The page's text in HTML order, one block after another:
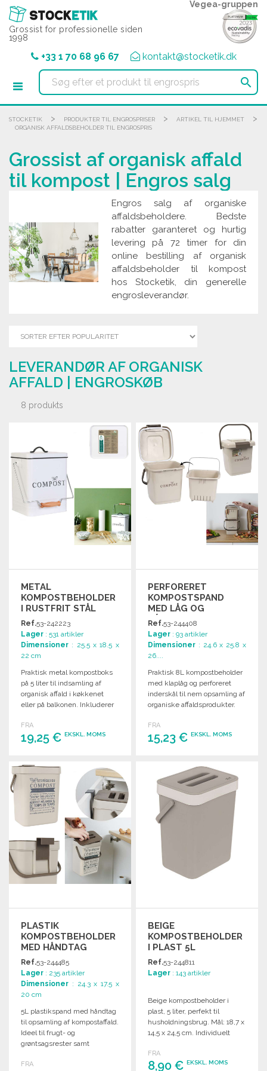
Grossist for professionelle siden
1998
Vegea-gruppen
+33 1 70 68 96 67 kontakt@stocketik.dk

STOCKETIK > PRODUKTER TIL ENGROSPRISER > ARTIKEL TIL HJEMMET >
ORGANISK AFFALDSBEHOLDER TIL ENGROSPRIS
Grossist af organisk affald
til kompost | Engros salg
Engros salg af organiske
affaldsbeholdere. Bedste
rabatter garanteret og hurtig
levering på 72 timer for din
online bestilling af organisk
affaldsbeholder til kompost
hos Stocketik, din generelle
engrosleverandør.
LEVERANDØR AF ORGANISK
AFFALD | ENGROSKØB
8 produkts
METAL
KOMPOSTBEHOLDER
I RUSTFRIT STÅL
Ref.53-242223
Lager : 531 artikler
Dimensioner : 25.5 x 18.5 x
22 cm
Praktisk metal kompostboks
på 5 liter til indsamling af
organisk affald i køkkenet
eller på balkonen. Inkluderer
FRA
19,25 € EKSKL. MOMS
Anmod om et tilbud
PERFORERET
KOMPOSTSPAND
MED LÅG OG
HÅNDTAG
Ref.53-244408
Lager : 93 artikler
Dimensioner : 24.6 x 25.8 x
26....
Praktisk 8L kompostbeholder
med klaplåg og perforeret
inderskål til nem opsamling af
organiske affaldsprodukter.
FRA
15,23 €EKSKL. MOMS
Anmod om et tilbud
PLASTIK
KOMPOSTBEHOLDER
MED HÅNDTAG
Ref.53-244485
Lager : 235 artikler
Dimensioner : 24.3 x 17.5 x
20 cm
5L plastikspand med håndtag
til opsamling af kompostaffald.
Ideel til frugt- og
grøntsagsrester samt
FRA
BEIGE
KOMPOSTBEHOLDER
I PLAST 5L
Ref.53-244811
Lager : 143 artikler
Beige kompostbeholder i
plast, 5 liter, perfekt til
husholdningsbrug. Mål: 18,7 x
14,5 x 24,5 cm. Individuelt
FRA
8,90 €EKSKL. MOMS
CCookie-styringspanel